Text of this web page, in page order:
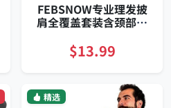
FEBSNOW专业理发披
肩全覆盖套装含颈部除
量耐用静电防护易清洗
$13.99
精选